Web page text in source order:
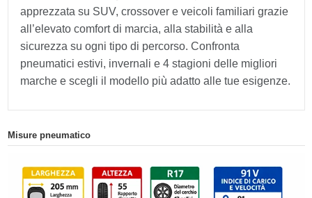
apprezzata su SUV, crossover e veicoli familiari grazie
all’elevato comfort di marcia, alla stabilità e alla
sicurezza su ogni tipo di percorso. Confronta
pneumatici estivi, invernali e 4 stagioni delle migliori
marche e scegli il modello più adatto alle tue esigenze.
Misure pneumatico